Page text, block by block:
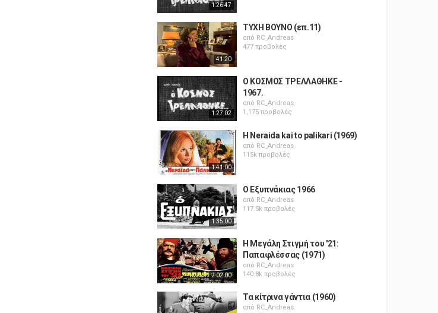
1:26:47
41:20
ΤΥΧΗ ΒΟΥΝΟ (επ.11)
από RC_Andreas
477 προβολές
1:27:02
Ο ΚΟΣΜΟΣ ΤΡΕΛΛΑΘΗΚΕ -
1967.
από RC_Andreas
1,175 προβολές
1:41:00
H Neraida kai to palikari (1969)
από RC_Andreas
115k προβολές
1:35:00
Ο Εξυπνάκιας 1966
από RC_Andreas
117.5k προβολές
2:02:00
Η Μεγάλη Στιγμή του '21:
Παπαφλέσσας (1971)
από RC_Andreas
140.8k προβολές
Τα κίτρινα γάντια (1960)
από RC_Andreas